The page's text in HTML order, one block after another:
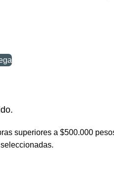
superiores a $500.000